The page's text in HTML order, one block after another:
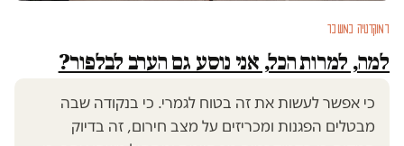
דמוקרטיה במשבר
למה, למרות הכל, אני נוסע גם הערב לבלפור?
כי אפשר לעשות את זה בטוח לגמרי. כי בנקודה שבה
מבטלים הפגנות ומכריזים על מצב חירום, זה בדיוק